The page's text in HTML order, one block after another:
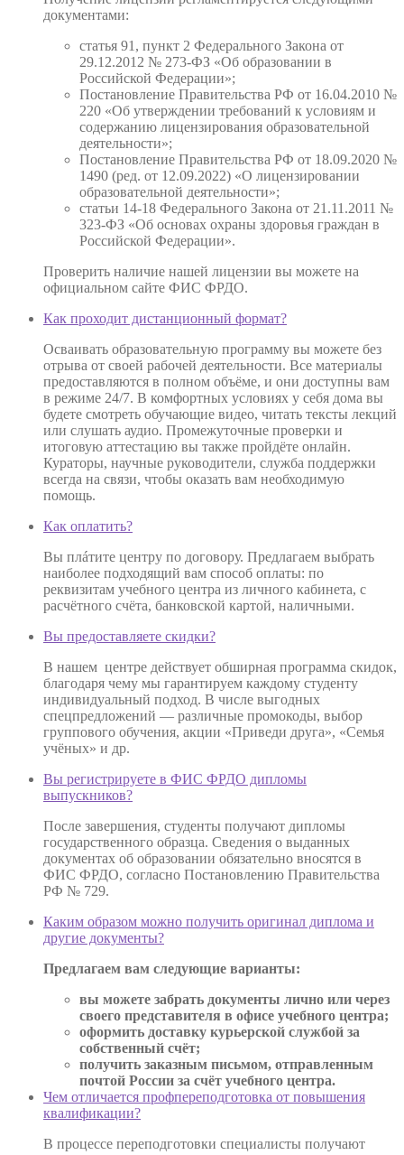
документами:
статья 91, пункт 2 Федерального Закона от
29.12.2012 № 273-ФЗ «Об образовании в
Российской Федерации»;
Постановление Правительства РФ от 16.04.2010 №
220 «Об утверждении требований к условиям и
содержанию лицензирования образовательной
деятельности»;
Постановление Правительства РФ от 18.09.2020 №
1490 (ред. от 12.09.2022) «О лицензировании
образовательной деятельности»;
статьи 14-18 Федерального Закона от 21.11.2011 №
323-ФЗ «Об основах охраны здоровья граждан в
Российской Федерации».
Проверить наличие нашей лицензии вы можете на
официальном сайте ФИС ФРДО.
Как проходит дистанционный формат?
Осваивать образовательную программу вы можете без
отрыва от своей рабочей деятельности. Все материалы
предоставляются в полном объёме, и они доступны вам
в режиме 24/7. В комфортных условиях у себя дома вы
будете смотреть обучающие видео, читать тексты лекций
или слушать аудио. Промежуточные проверки и
итоговую аттестацию вы также пройдёте онлайн.
Кураторы, научные руководители, служба поддержки
всегда на связи, чтобы оказать вам необходимую
помощь.
Как оплатить?
Вы плáтите центру по договору. Предлагаем выбрать
наиболее подходящий вам способ оплаты: по
реквизитам учебного центра из личного кабинета, с
расчётного счёта, банковской картой, наличными.
Вы предоставляете скидки?
В нашем центре действует обширная программа скидок,
благодаря чему мы гарантируем каждому студенту
индивидуальный подход. В числе выгодных
спецпредложений — различные промокоды, выбор
группового обучения, акции «Приведи друга», «Семья
учёных» и др.
Вы регистрируете в ФИС ФРДО дипломы
выпускников?
После завершения, студенты получают дипломы
государственного образца. Сведения о выданных
документах об образовании обязательно вносятся в
ФИС ФРДО, согласно Постановлению Правительства
РФ № 729.
Каким образом можно получить оригинал диплома и
другие документы?
Предлагаем вам следующие варианты:
вы можете забрать документы лично или через
своего представителя в офисе учебного центра;
оформить доставку курьерской службой за
собственный счёт;
получить заказным письмом, отправленным
почтой России за счёт учебного центра.
Чем отличается профпереподготовка от повышения
квалификации?
В процессе переподготовки специалисты получают